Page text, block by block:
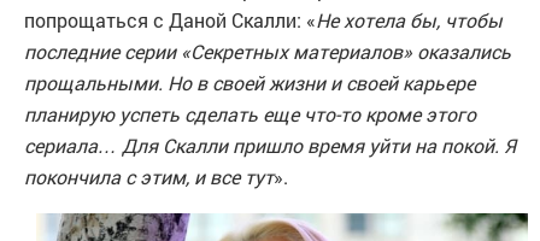
попрощаться с Даной Скалли: «Не хотела бы, чтобы
последние серии «Секретных материалов» оказались
прощальными. Но в своей жизни и своей карьере
планирую успеть сделать еще что-то кроме этого
сериала… Для Скалли пришло время уйти на покой. Я
покончила с этим, и все тут».